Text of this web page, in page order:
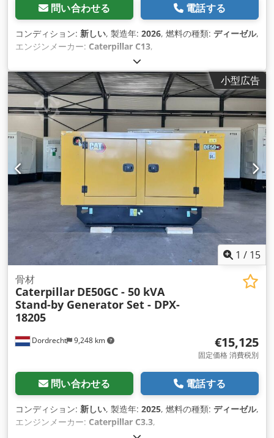
問い合わせる 電話する
コンディション: 新しい, 製造年: 2026, 燃料の種類: ディーゼル,
エンジンメーカー: Caterpillar C13,
小型広告
1 / 15
Dordrecht 9,248 km
骨材
Caterpillar DE50GC - 50 kVA
Stand-by Generator Set - DPX-
18205
€15,125
固定価格 消費税別
問い合わせる 電話する
コンディション: 新しい, 製造年: 2025, 燃料の種類: ディーゼル,
エンジンメーカー: Caterpillar C3.3,